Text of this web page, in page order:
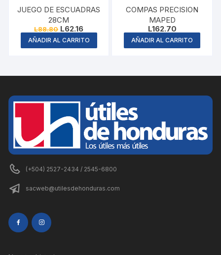
JUEGO DE ESCUADRAS
28CM
L88.80 Original
price
was:
L88.80.
L62.16Current
price
is:
L62.16.
AÑADIR AL CARRITO
COMPAS PRECISION
MAPED
L162.70
AÑADIR AL CARRITO
(+504) 2527-2434 / 2545-6800
sacweb@utilesdehonduras.com